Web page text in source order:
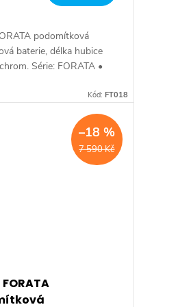
podomítková
baterie, délka hubice
Série: FORATA •
188 mm • Barva: Chrom •
Kód: FT018
7 590 Kč
–18 %